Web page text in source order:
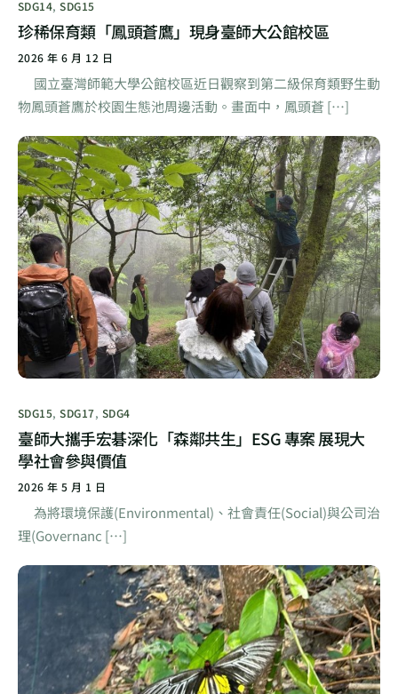
SDG14,SDG15
珍稀保育類「鳳頭蒼鷹」現身臺師大公館校區
2026 年 6 月 12 日
國立臺灣師範大學公館校區近日觀察到第二級保育類野生動
物鳳頭蒼鷹於校園生態池周邊活動。畫面中，鳳頭蒼 […]
SDG15,SDG17, SDG4
臺師大攜手宏碁深化「森鄰共生」ESG 專案 展現大
學社會參與價值
2026 年 5 月 1 日
為將環境保護(Environmental)、社會責任(Social)與公司治
理(Governanc […]